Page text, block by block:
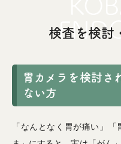
検査を検討
胃カメラを検討さ
ない方
「なんとなく胃が痛い」